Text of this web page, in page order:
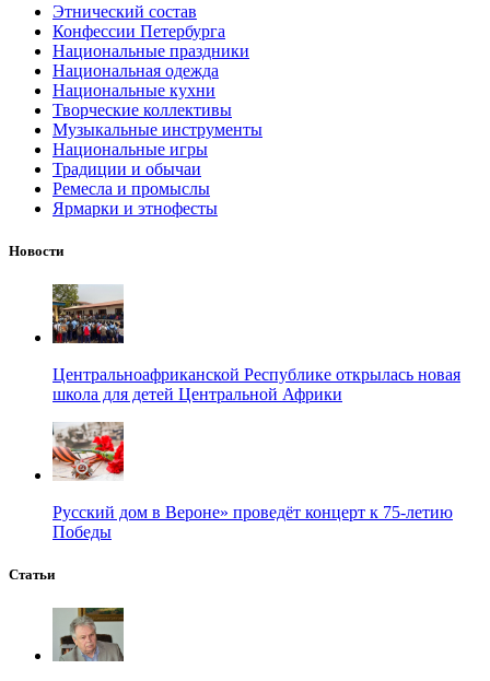
Этнический состав
Конфессии Петербурга
Национальные праздники
Национальная одежда
Национальные кухни
Творческие коллективы
Музыкальные инструменты
Национальные игры
Традиции и обычаи
Ремесла и промыслы
Ярмарки и этнофесты
Новости
Центральноафриканской Республике открылась новая
школа для детей Центральной Африки
Русский дом в Вероне» проведёт концерт к 75-летию
Победы
Статьи